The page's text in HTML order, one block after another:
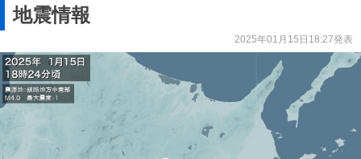
地震情報
2025年01月15日18:27発表